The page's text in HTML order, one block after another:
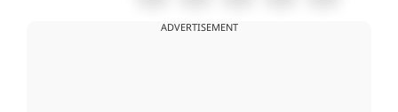
ADVERTISEMENT